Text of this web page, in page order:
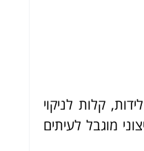
קלות לניקוי
מוגבל לעיתים